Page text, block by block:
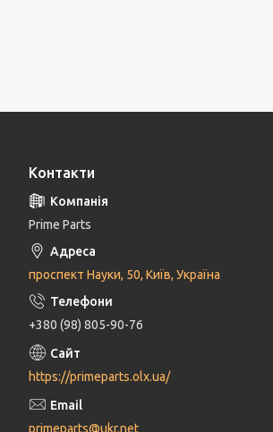
Контакти
Prime Parts
проспект Науки, 50, Київ, Україна
+380 (98) 805-90-76
https://primeparts.olx.ua/
primeparts@ukr.net